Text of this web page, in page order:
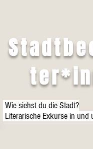
Wie siehst du die Stadt?
Literarische Exkurse in und